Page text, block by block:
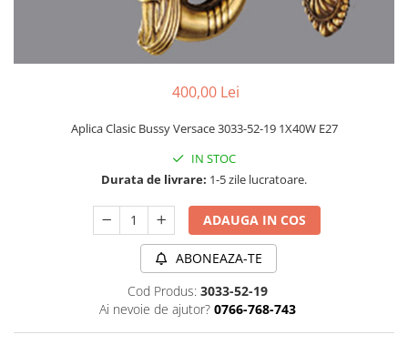
ACCESORII
SUSPENSII VINTAGE
APLICE VINTAGE
PLAFONIERE VINTAGE
ACCESORII & CABLU VINTAGE
SUSPENSII COPII
APLICE COPII
400,00 Lei
Aplica Clasic Bussy Versace 3033-52-19 1X40W E27
IN STOC
Durata de livrare: 1-5 zile lucratoare.
ADAUGA IN COS
ABONEAZA-TE
Cod Produs: 3033-52-19
Ai nevoie de ajutor? 0766-768-743